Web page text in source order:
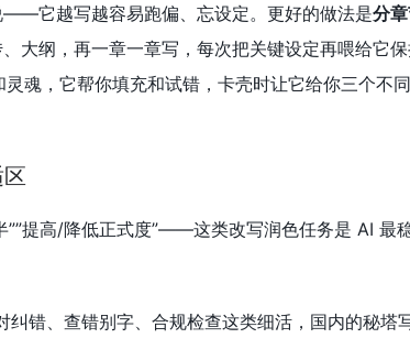
——它越写越容易跑偏、忘设定。更好的做法是分
大纲，再一章一章写，每次把关键设定再喂给它
魂，它帮你填充和试错，卡壳时让它给你三个不
””提高/降低正式度”——这类改写润色任务是 AI 最
纠错、查错别字、合规检查这类细活，国内的秘塔